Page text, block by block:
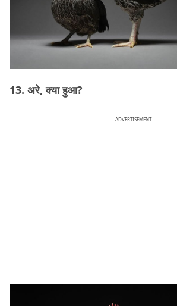
13. अरे, क्या हुआ?
ADVERTISEMENT